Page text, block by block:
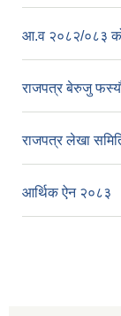
आ.व २०८२/०८३ को
राजपत्र बेरुजु
राजपत्र लेखा
आर्थिक ऐन २०८३